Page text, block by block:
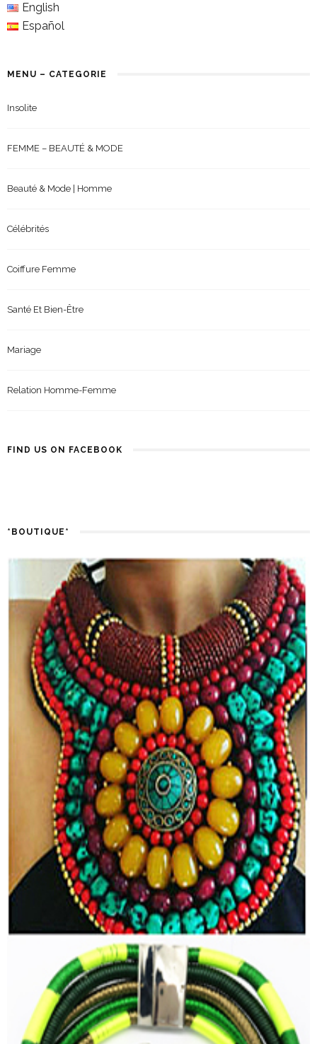
English
Español
MENU – CATEGORIE
Insolite
FEMME – BEAUTÉ & MODE
Beauté & Mode | Homme
Célébrités
Coiffure Femme
Santé Et Bien-Être
Mariage
Relation Homme-Femme
FIND US ON FACEBOOK
*BOUTIQUE*